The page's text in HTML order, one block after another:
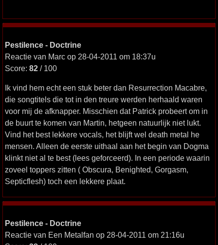
Pestilence - Doctrine
Reactie van Marc op 28-04-2011 om 18:37u
Score: 82 / 100
Ik vind hem echt een stuk beter dan Resurrection Macabre,
die songtitels die tot in den treure werden herhaald waren
voor mij de afknapper. Misschien dat Patrick probeert om in
de buurt te komen van Martin, hetgeen natuurlijk niet lukt.
Vind het best lekkere vocals, het blijft wel death metal he
mensen. Alleen de eerste uithaal aan het begin van Dogma
klinkt niet al te best (lees geforceerd). In een periode waarin
zoveel toppers zitten ( Obscura, Benighted, Gorgasm,
Septicflesh) toch een lekkere plaat.
Pestilence - Doctrine
Reactie van Een Metalfan op 28-04-2011 om 21:16u